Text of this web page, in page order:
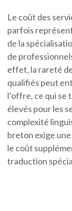
Le coût des
parfois
de la
de
effet, la rareté
qualifiés peut
l’offre, ce qui se
élevés pour les
complexité
breton exige
le coût
traduction